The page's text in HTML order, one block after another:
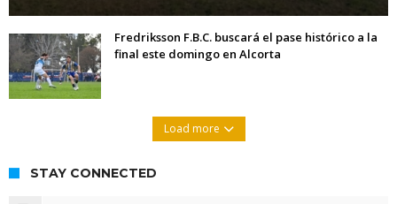
Fredriksson F.B.C. buscará el pase histórico a la
final este domingo en Alcorta
Load more
STAY CONNECTED